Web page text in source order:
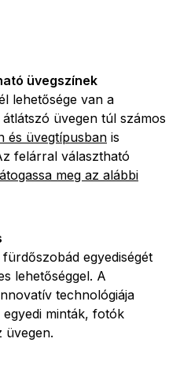
üvegszínek
lehetősége van a
üvegen túl számos
és üvegtípusban is
felárral választható
meg az alábbi
egyediségét
lehetőséggel. A
technológiája
minták, fotók
üvegen.